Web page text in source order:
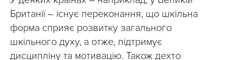
Британії – існує переконання, що шкільна
форма сприяє розвитку загального
шкільного духу, а отже, підтримує
дисципліну та мотивацію. Також дехто